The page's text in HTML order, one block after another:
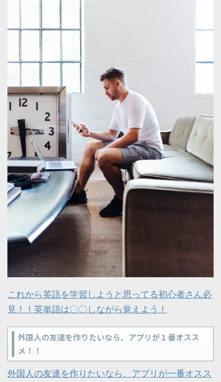
これから英語を学習しようと思ってる初心者さん必
見！！英単語は〇〇しながら覚えよう！
外国人の友達を作りたいなら、アプリが１番オスス
メ！！
外国人の友達を作りたいなら、アプリが一番オスス